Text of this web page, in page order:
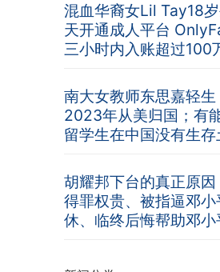
混血华裔女Lil Tay18
天开通成人平台
三小时内入账超过100
南大女教师东思嘉轻生
2023年从美归国；有
留学生在中国没有生存
胡耀邦下台的真正原
得罪权贵、被指逼邓小
休、临终后悔帮助邓小